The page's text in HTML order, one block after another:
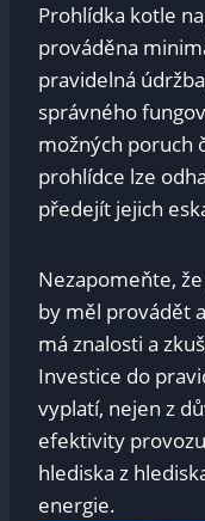
Prohlídka kotle
prováděna
pravidelná
správného
možných poruch
prohlídce lze
předejít jejich
Nezapomeňte,
by měl provádět
má znalosti a
Investice do
vyplatí, nejen z
efektivity
hlediska z
energie.